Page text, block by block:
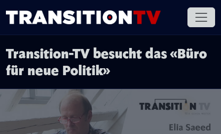
Transition-TV besucht das «Büro
für neue Politik»